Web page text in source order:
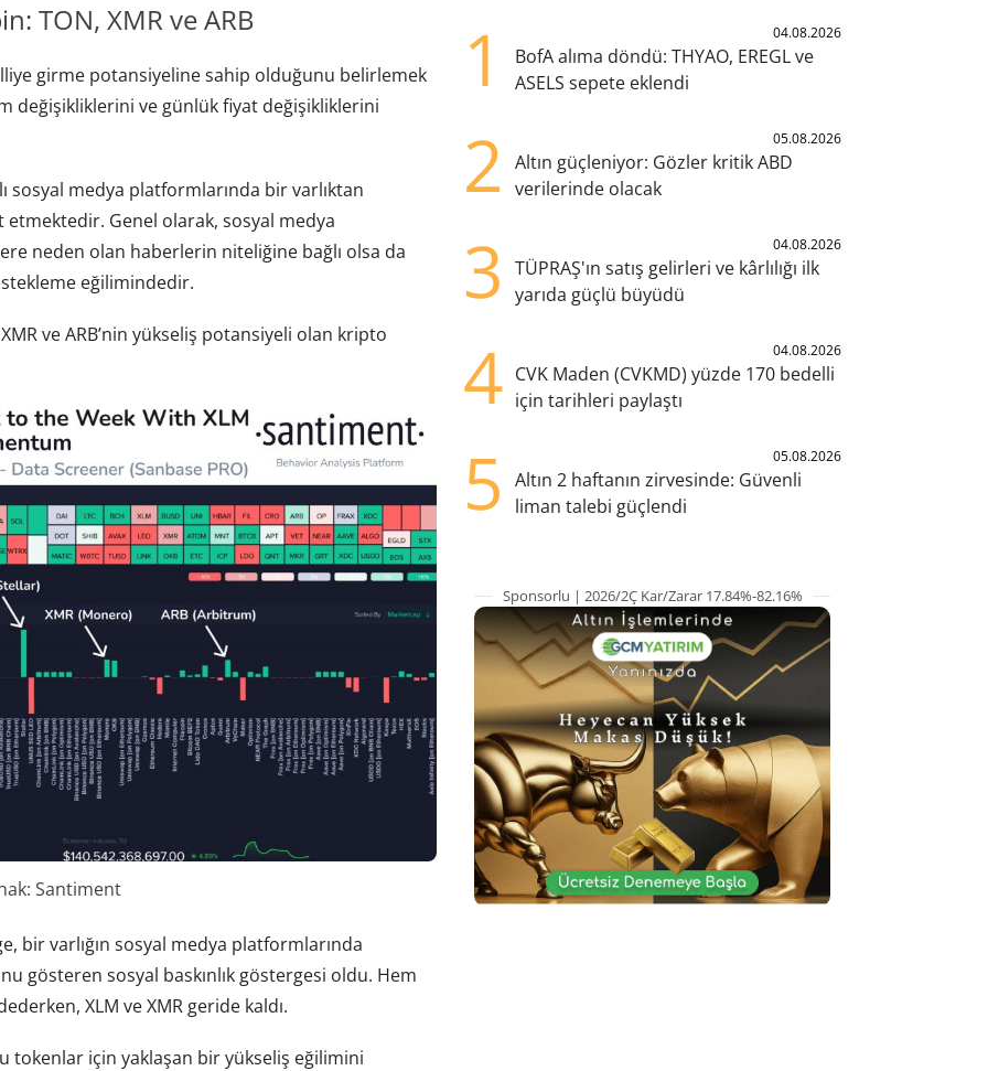
TON, XMR ve ARB
girme potansiyeline sahip olduğunu belirlemek
değişikliklerini ve günlük fiyat değişikliklerini
sosyal medya platformlarında bir varlıktan
etmektedir. Genel olarak, sosyal medya
neden olan haberlerin niteliğine bağlı olsa da
eğilimindedir.
ve ARB’nin yükseliş potansiyeli olan kripto
Santiment
bir varlığın sosyal medya platformlarında
gösteren sosyal baskınlık göstergesi oldu. Hem
XLM ve XMR geride kaldı.
tokenlar için yaklaşan bir yükseliş eğilimini
1 04.08.2026
BofA alıma döndü: THYAO, EREGL ve
ASELS sepete eklendi
2 05.08.2026
Altın güçleniyor: Gözler kritik ABD
verilerinde olacak
3 04.08.2026
TÜPRAŞ'ın satış gelirleri ve kârlılığı ilk
yarıda güçlü büyüdü
4 04.08.2026
CVK Maden (CVKMD) yüzde 170 bedelli
için tarihleri paylaştı
5 05.08.2026
Altın 2 haftanın zirvesinde: Güvenli
liman talebi güçlendi
Sponsorlu | 2026/2Ç Kar/Zarar 17.84%-82.16%